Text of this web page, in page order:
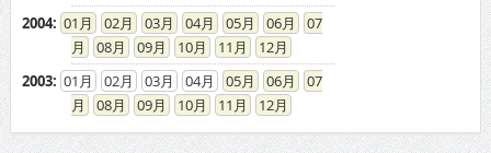
2004: 01 02 03 04 05 06
07
08
09 10 11
12
2003: 01 02 03 04 05 06
07
08
09 10 11 12